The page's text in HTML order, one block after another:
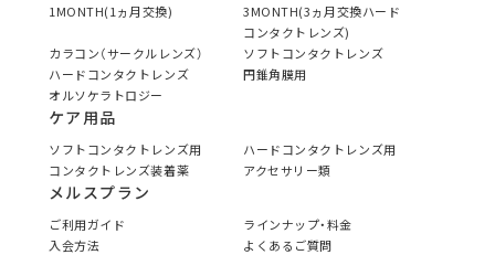
1MONTH(1ヵ月交換)
3MONTH(3ヵ月交換ハード
コンタクトレンズ)
カラコン（サークルレンズ）
ソフトコンタクトレンズ
ハードコンタクトレンズ
円錐角膜用
オルソケラトロジー
ケア用品
ソフトコンタクトレンズ用
ハードコンタクトレンズ用
コンタクトレンズ装着薬
アクセサリー類
メルスプラン
ご利用ガイド
ラインナップ・料金
入会方法
よくあるご質問